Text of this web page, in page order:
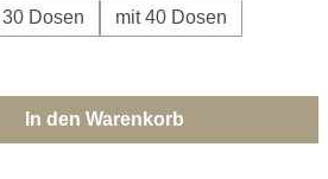
30 Dosen
mit 40 Dosen
Wert ein
In den Warenkorb